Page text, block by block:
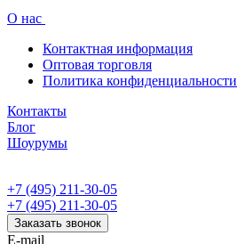
О нас
Контактная информация
Оптовая торговля
Политика конфиденциальности
Контакты
Блог
Шоурумы
+7 (495) 211-30-05
+7 (495) 211-30-05
Заказать звонок
E-mail